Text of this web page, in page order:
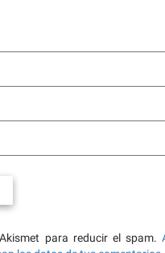
para reducir el spam.